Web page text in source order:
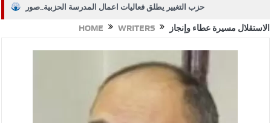
حزب التغيير يطلق فعاليات اعمال المدرسة الحزبية..صور
الجيش يفتح باب التجنيد لحملة البكالوريوس في الحقوق والقانون
بيان اجتماع عمّان:دعم الوصاية الهاشمية التاريخية على المقدسات
الإسلامية والمسيحية
الأمن يتلف 16 مليون حبة كبتاجون و1480 كغم مواد مخدرة
HOME WRITERS الاستقلال مسيرة عطاء وإنجاز